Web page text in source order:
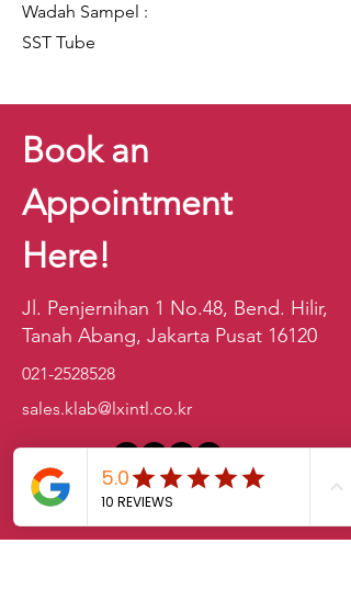
Wadah Sampel :
SST Tube
Book an
Appointment
Here!
Jl. Penjernihan 1 No.48, Bend. Hilir,
Tanah Abang, Jakarta Pusat 16120
021-2528528
sales.klab@lxintl.co.kr